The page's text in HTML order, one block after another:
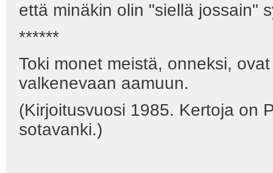
että minäkin olin "siellä jossain"
******
Toki monet meistä, onneksi,
valkenevaan aamuun.
(Kirjoitusvuosi 1985. Kertoja on
sotavanki.)